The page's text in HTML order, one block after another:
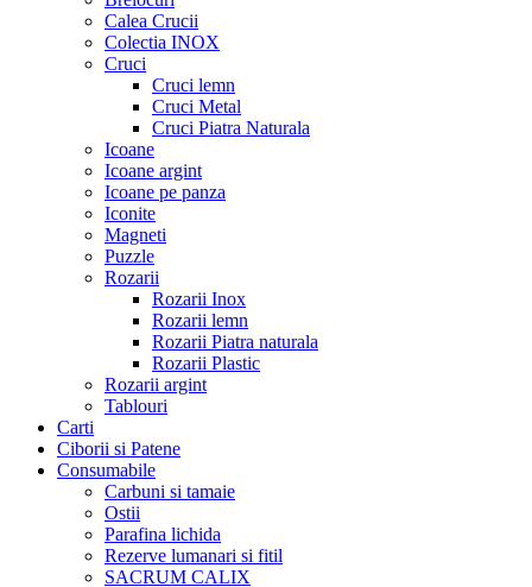
Calea Crucii
Colectia INOX
Cruci
Cruci lemn
Cruci Metal
Cruci Piatra Naturala
Icoane
Icoane argint
Icoane pe panza
Iconite
Magneti
Puzzle
Rozarii
Rozarii Inox
Rozarii lemn
Rozarii Piatra naturala
Rozarii Plastic
Rozarii argint
Tablouri
Carti
Ciborii si Patene
Consumabile
Carbuni si tamaie
Ostii
Parafina lichida
Rezerve lumanari si fitil
SACRUM CALIX